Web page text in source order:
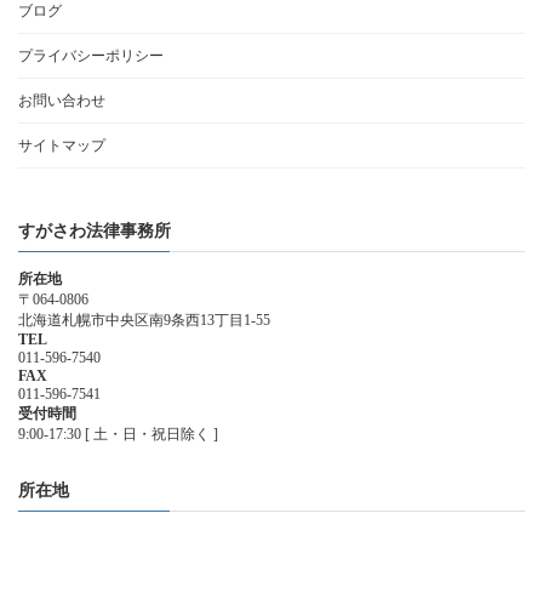
ブログ
プライバシーポリシー
お問い合わせ
サイトマップ
すがさわ法律事務所
所在地
〒064-0806
北海道札幌市中央区南9条西13丁目1-55
TEL
011-596-7540
FAX
011-596-7541
受付時間
9:00-17:30 [ 土・日・祝日除く ]
所在地